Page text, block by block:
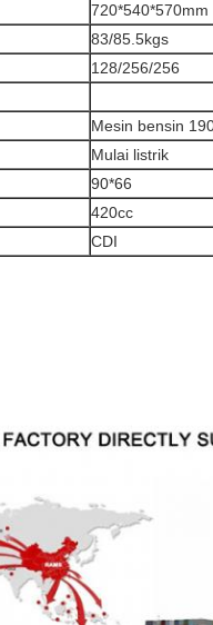
720*540*570mm
83/85.5kgs
128/256/256
Mesin bensin
Mulai listrik
90*66
420cc
CDI